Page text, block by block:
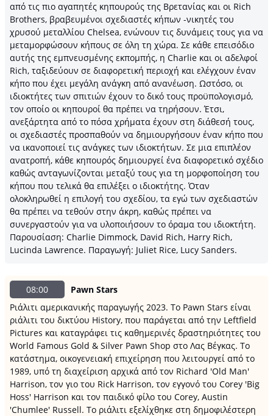
από τις πιο αγαπητές κηπουρούς της Βρετανίας και οι Rich
Brothers, βραβευμένοι σχεδιαστές κήπων -νικητές του
χρυσού μεταλλίου Chelsea, ενώνουν τις δυνάμεις τους για να
μεταμορφώσουν κήπους σε όλη τη χώρα. Σε κάθε επεισόδιο
αυτής της εμπνευσμένης εκπομπής, η Charlie και οι αδελφοί
Rich, ταξιδεύουν σε διαφορετική περιοχή και ελέγχουν έναν
κήπο που έχει μεγάλη ανάγκη από ανανέωση. Ωστόσο, οι
ιδιοκτήτες των σπιτιών έχουν το δικό τους προϋπολογισμό,
τον οποίο οι κηπουροί θα πρέπει να τηρήσουν. Έτσι,
ανεξάρτητα από το πόσα χρήματα έχουν στη διάθεσή τους,
οι σχεδιαστές προσπαθούν να δημιουργήσουν έναν κήπο που
να ικανοποιεί τις ανάγκες των ιδιοκτήτων. Σε μια επιπλέον
ανατροπή, κάθε κηπουρός δημιουργεί ένα διαφορετικό σχέδιο
καθώς ανταγωνίζονται μεταξύ τους για τη μορφοποίηση του
κήπου που τελικά θα επιλέξει ο ιδιοκτήτης. Όταν
ολοκληρωθεί η επιλογή του σχεδίου, τα εγώ των σχεδιαστών
θα πρέπει να τεθούν στην άκρη, καθώς πρέπει να
συνεργαστούν για να υλοποιήσουν το όραμα του ιδιοκτήτη.
Παρουσίαση: Charlie Dimmock, David Rich, Harry Rich,
Lucinda Lawrence. Παραγωγή: Juliet Rice, Lucy Sanders.
08:00
Pawn Stars
Ριάλιτι αμερικανικής παραγωγής 2023. Το Pawn Stars είναι
ριάλιτι του δικτύου History, που παράγεται από την Leftfield
Pictures και καταγράφει τις καθημερινές δραστηριότητες του
World Famous Gold & Silver Pawn Shop στο Λας Βέγκας. Το
κατάστημα, οικογενειακή επιχείρηση που λειτουργεί από το
1989, υπό τη διαχείριση αρχικά από τον Richard 'Old Man'
Harrison, τον γιο του Rick Harrison, τον εγγονό του Corey 'Big
Hoss' Harrison και τον παιδικό φίλο του Corey, Austin
'Chumlee' Russell. Το ριάλιτι εξελίχθηκε στη δημοφιλέστερη